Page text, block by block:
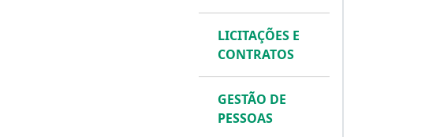
LICITAÇÕES E
CONTRATOS
GESTÃO DE
PESSOAS